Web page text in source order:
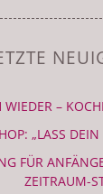
WIEDER –
„LASS
FÜR
ZEITRAUM-